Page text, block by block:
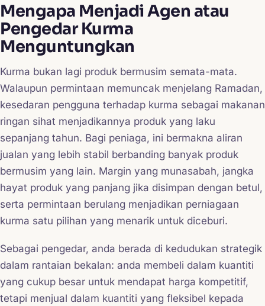
Mengapa Menjadi Agen atau
Pengedar Kurma
Menguntungkan
Kurma bukan lagi produk bermusim semata-mata.
Walaupun permintaan memuncak menjelang Ramadan,
kesedaran pengguna terhadap kurma sebagai makanan
ringan sihat menjadikannya produk yang laku
sepanjang tahun. Bagi peniaga, ini bermakna aliran
jualan yang lebih stabil berbanding banyak produk
bermusim yang lain. Margin yang munasabah, jangka
hayat produk yang panjang jika disimpan dengan betul,
serta permintaan berulang menjadikan perniagaan
kurma satu pilihan yang menarik untuk diceburi.
Sebagai pengedar, anda berada di kedudukan strategik
dalam rantaian bekalan: anda membeli dalam kuantiti
yang cukup besar untuk mendapat harga kompetitif,
tetapi menjual dalam kuantiti yang fleksibel kepada